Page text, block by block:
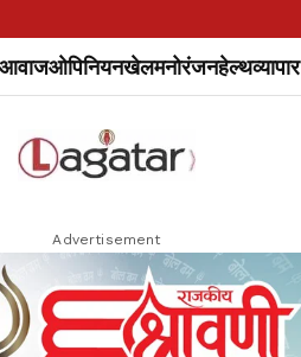
ओपिनियनखेलमनोरंजनहेल्थव्यापार
Advertisement